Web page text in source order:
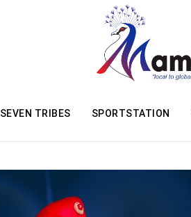
SEVEN TRIBES SPORTSTATION